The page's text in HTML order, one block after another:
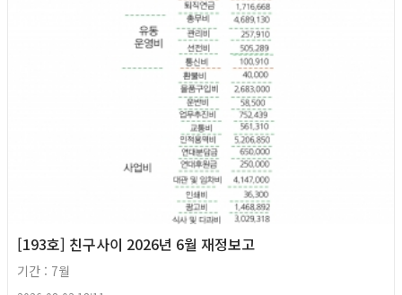
[193호] 친구사이 2026년 6월 재정보고
기간 : 7월